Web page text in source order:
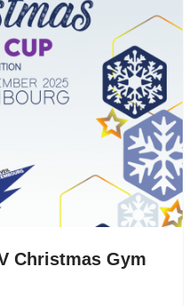
Christmas Gym